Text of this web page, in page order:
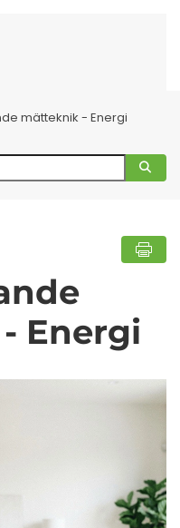
mätteknik - Energi
Energi